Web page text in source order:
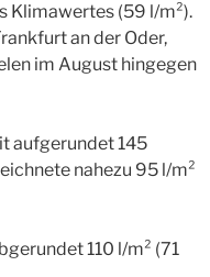
Klimawertes (59 l/m²).
an der Oder,
im August hingegen
aufgerundet 145
nahezu 95 l/m²
110 l/m² (71